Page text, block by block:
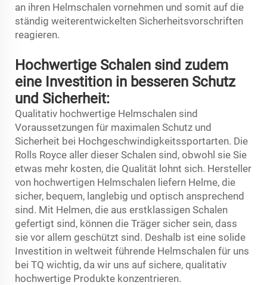
an ihren Helmschalen vornehmen und somit auf die
ständig weiterentwickelten Sicherheitsvorschriften
reagieren.
Hochwertige Schalen sind zudem
eine Investition in besseren Schutz
und Sicherheit:
Qualitativ hochwertige Helmschalen sind
Voraussetzungen für maximalen Schutz und
Sicherheit bei Hochgeschwindigkeitssportarten. Die
Rolls Royce aller dieser Schalen sind, obwohl sie Sie
etwas mehr kosten, die Qualität lohnt sich. Hersteller
von hochwertigen Helmschalen liefern Helme, die
sicher, bequem, langlebig und optisch ansprechend
sind. Mit Helmen, die aus erstklassigen Schalen
gefertigt sind, können die Träger sicher sein, dass
sie vor allem geschützt sind. Deshalb ist eine solide
Investition in weltweit führende Helmschalen für uns
bei TQ wichtig, da wir uns auf sichere, qualitativ
hochwertige Produkte konzentrieren.